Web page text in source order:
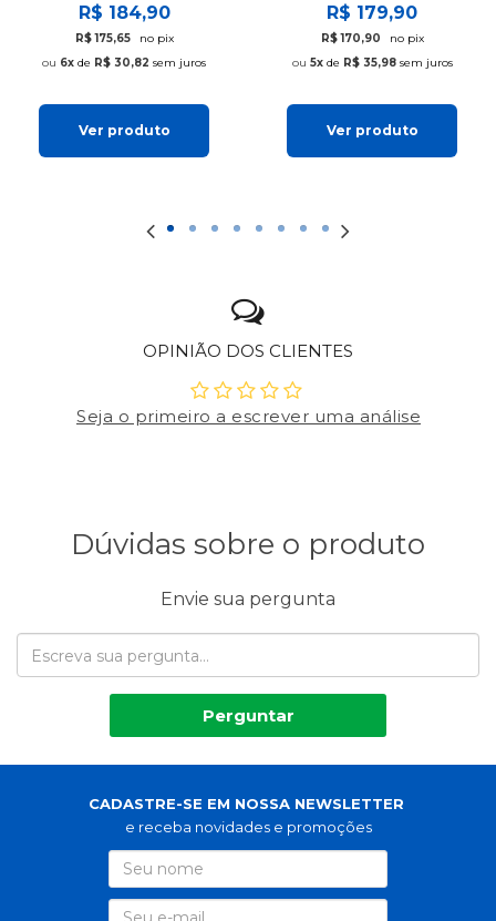
R$ 184,90
R$ 175,65
no pix
6x de R$ 30,82 sem juros
Ver produto
R$ 179,90
R$ 170,90
no pix
5xde R$ 35,98sem juros
Ver produto
OPINIÃO DOS CLIENTES
Seja o primeiro a escrever uma análise
Dúvidas sobre o produto
Envie sua pergunta
Perguntar
CADASTRE-SE EM NOSSA NEWSLETTER
e receba novidades e promoções